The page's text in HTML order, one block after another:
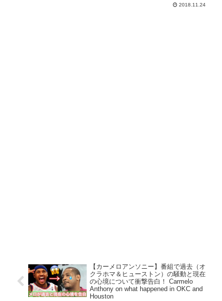
2018.11.24
【カーメロアンソニー】番組で過去（オ
クラホマ＆ヒューストン）の騒動と現在
の心境について衝撃告白！ Carmelo
Anthony on what happened in OKC and
Houston